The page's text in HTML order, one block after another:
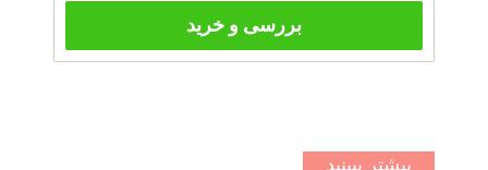
بررسی و خرید
بیشتر ببینید